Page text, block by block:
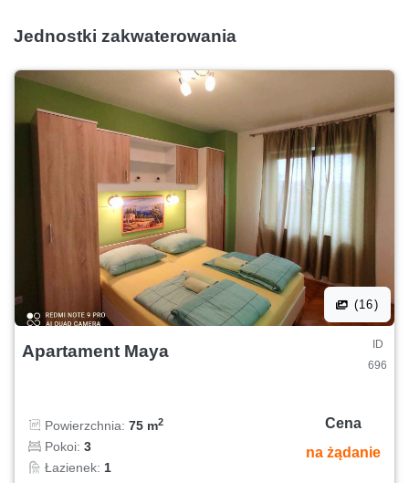
Jednostki zakwaterowania
(16)
Apartament Maya
ID
696
Powierzchnia: 75 m2
Pokoi: 3
Łazienek: 1
Cena
na żądanie